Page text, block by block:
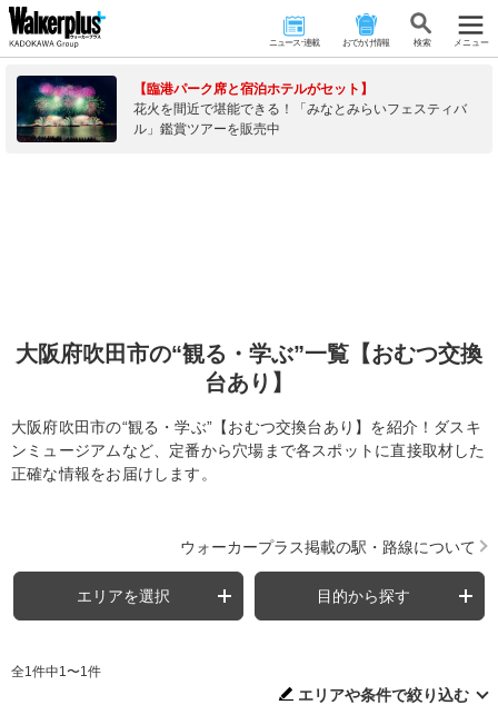
ニュース･連載 おでかけ情報 検 索 メニュー
【臨港パーク席と宿泊ホテルがセット】
花火を間近で堪能できる！「みなとみらいフェスティバ
ル」鑑賞ツアーを販売中
大阪府吹田市の“観る・学ぶ”一覧【おむつ交換
台あり】
大阪府吹田市の“観る・学ぶ”【おむつ交換台あり】を紹介！ダスキ
ンミュージアムなど、定番から穴場まで各スポットに直接取材した
正確な情報をお届けします。
ウォーカープラス掲載の駅・路線について
エリアを選択 目的から探す
全1件中1〜1件
エリアや条件で絞り込む